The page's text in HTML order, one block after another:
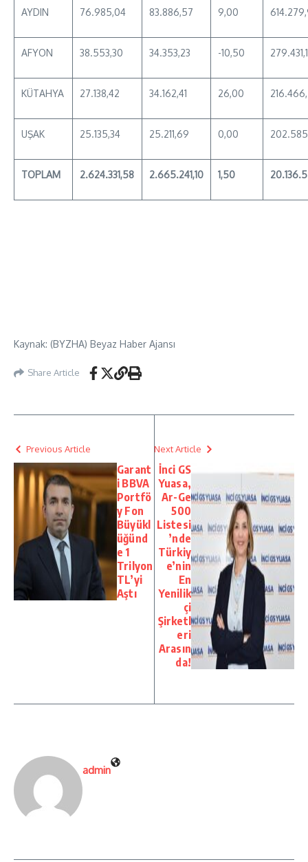
AYDIN 76.985,04 83.886,57 9,00
AFYON 38.553,30 34.353,23 -10,50
KÜTAHYA 27.138,42 34.162,41 26,00
UŞAK 25.135,34 25.211,69 0,00
TOPLAM 2.624.331,58 2.665.241,10 1,50
Kaynak: (BYZHA) Beyaz Haber Ajansı
Share Article
Previous Article
Garant
i BBVA
Portfö
y Fon
Büyükl
üğünd
e 1
Trilyon
TL’yi
Aştı
Next Article
İnci GS
Yuasa,
Ar-Ge
500
Listesi
’nde
Türkiy
e’nin
En
Yenilik
çi
Şirketl
eri
Arasın
da!
admin